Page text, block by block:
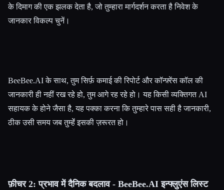
के दिमाग की एक झलक देता है, जो तुम्हारा मार्गदर्शन करता है निवेश के
जानकार विकल्प चुनें।
BeeBee.AI के साथ, तुम सिर्फ़ कमाई की रिपोर्ट और कॉन्फ़्रेंस कॉल की
जानकारी ही नहीं रख रहे हो, तुम आगे रह रहे हो। यह किसी व्यक्तिगत AI
सहायक के होने जैसा है, यह पक्का करना कि तुम्हारे पास सही है जानकारी,
ठीक उसी समय जब तुम्हेंं इसकी ज़रूरत हो।
फ़ीचर 2: प्रभाव में दैनिक बदलाव - BeeBee.AI इन्फ्लुएंस लिस्ट